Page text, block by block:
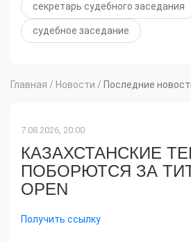
секретарь судебного заседания
судебное заседание
Главная / Новости / Последние
7.08.2026, 20:00
КАЗАХСТАНСКИЕ
ПОБОРЮТСЯ ЗА
OPEN
Получить ссылку